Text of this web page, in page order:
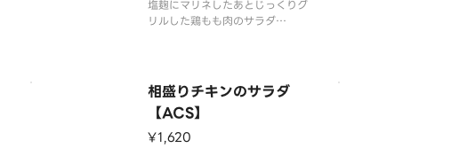
塩麹にマリネしたあとじっくりグ
リルした鶏もも肉のサラダ
使用食材
塩麹グリルチキン/サニーレタス/
ブロッコリー/トマト/紫キャベツ
ピクルス/レモン/お好みのソース
相盛りチキンのサラダ
【ACS】
¥1,620